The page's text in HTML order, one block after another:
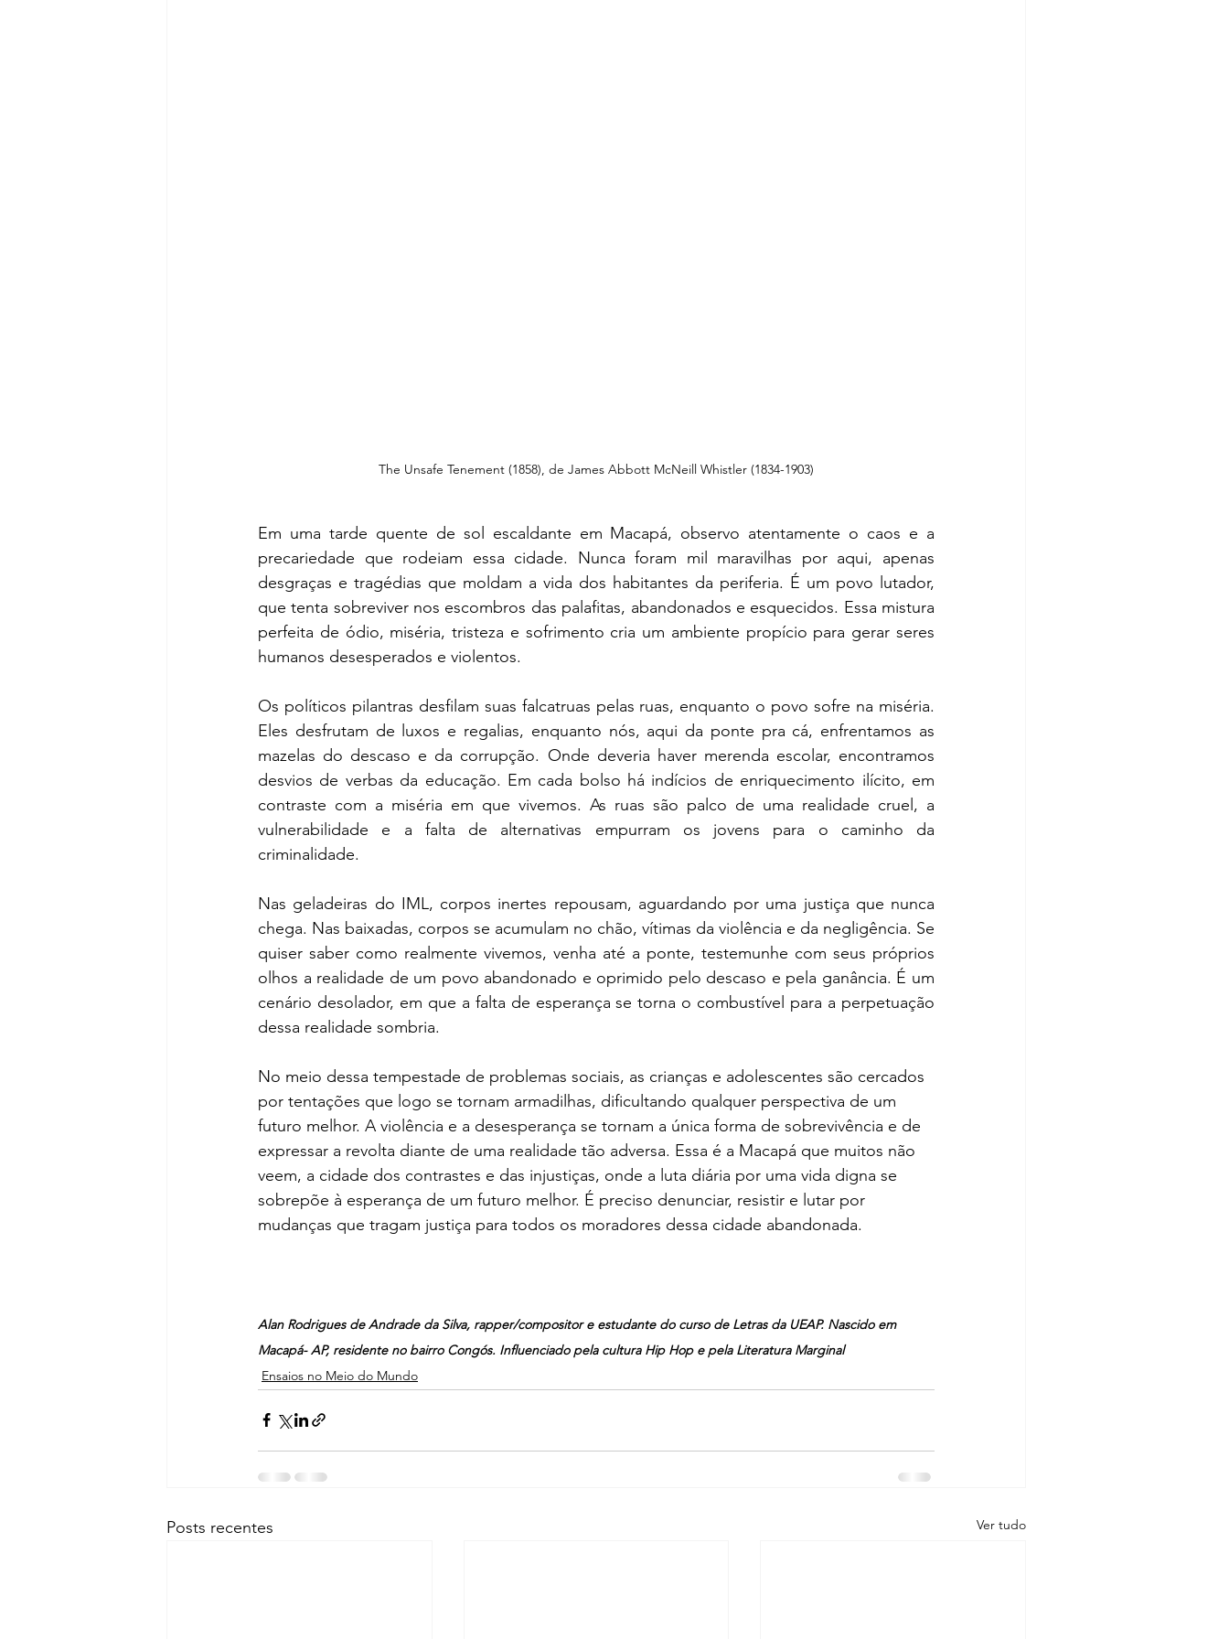
The Unsafe Tenement (1858), de James Abbott McNeill Whistler (1834-1903)
Em uma tarde quente de sol escaldante em Macapá, observo atentamente o caos e a
precariedade que rodeiam essa cidade. Nunca foram mil maravilhas por aqui, apenas
desgraças e tragédias que moldam a vida dos habitantes da periferia. É um povo lutador,
que tenta sobreviver nos escombros das palafitas, abandonados e esquecidos. Essa mistura
perfeita de ódio, miséria, tristeza e sofrimento cria um ambiente propício para gerar seres
humanos desesperados e violentos.
Os políticos pilantras desfilam suas falcatruas pelas ruas, enquanto o povo sofre na miséria.
Eles desfrutam de luxos e regalias, enquanto nós, aqui da ponte pra cá, enfrentamos as
mazelas do descaso e da corrupção. Onde deveria haver merenda escolar, encontramos
desvios de verbas da educação. Em cada bolso há indícios de enriquecimento ilícito, em
contraste com a miséria em que vivemos. As ruas são palco de uma realidade cruel, a
vulnerabilidade e a falta de alternativas empurram os jovens para o caminho da
criminalidade.
Nas geladeiras do IML, corpos inertes repousam, aguardando por uma justiça que nunca
chega. Nas baixadas, corpos se acumulam no chão, vítimas da violência e da negligência. Se
quiser saber como realmente vivemos, venha até a ponte, testemunhe com seus próprios
olhos a realidade de um povo abandonado e oprimido pelo descaso e pela ganância. É um
cenário desolador, em que a falta de esperança se torna o combustível para a perpetuação
dessa realidade sombria.
No meio dessa tempestade de problemas sociais, as crianças e adolescentes são cercados
por tentações que logo se tornam armadilhas, dificultando qualquer perspectiva de um
futuro melhor. A violência e a desesperança se tornam a única forma de sobrevivência e de
expressar a revolta diante de uma realidade tão adversa. Essa é a Macapá que muitos não
veem, a cidade dos contrastes e das injustiças, onde a luta diária por uma vida digna se
sobrepõe à esperança de um futuro melhor. É preciso denunciar, resistir e lutar por
mudanças que tragam justiça para todos os moradores dessa cidade abandonada.
Alan Rodrigues de Andrade da Silva, rapper/compositor e estudante do curso de Letras da UEAP. Nascido em
Macapá- AP, residente no bairro Congós. Influenciado pela cultura Hip Hop e pela Literatura Marginal
Ensaios no Meio do Mundo
Posts recentes Ver tudo